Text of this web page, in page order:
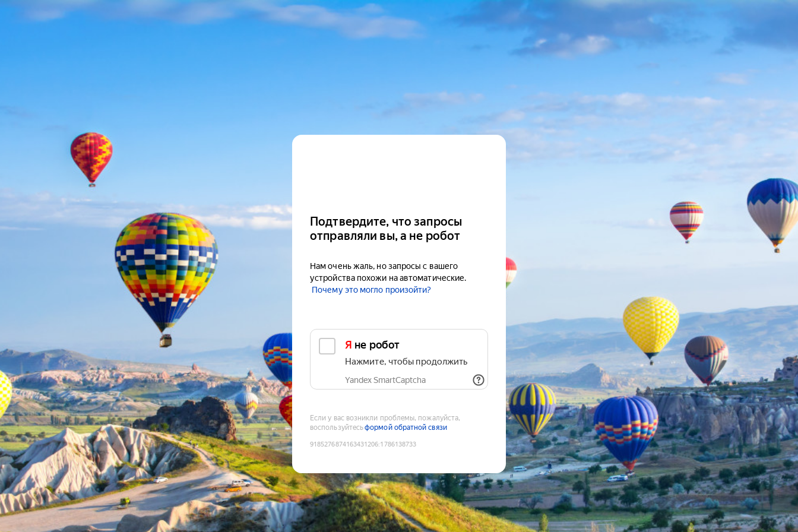
Подтвердите, что запросы
отправляли вы, а не робот
Нам очень жаль, но запросы с вашего
устройства похожи на автоматические.
Почему это могло произойти?
Я не робот
Нажмите, чтобы продолжить
Yandex SmartCaptcha
Если у вас возникли проблемы, пожалуйста,
воспользуйтесьформой обратной связи
9185276874163431206:1786138733